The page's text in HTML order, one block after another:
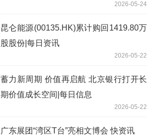
2026-05-24
昆仑能源(00135.HK)累计购回1419.80万
股股份|每日资讯
2026-05-22
蓄力新周期 价值再启航 北京银行打开长
期价值成长空间|每日信息
2026-05-22
广东展团“湾区T台”亮相文博会 快资讯